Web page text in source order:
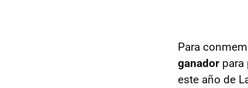
Para
ganador para
este año de